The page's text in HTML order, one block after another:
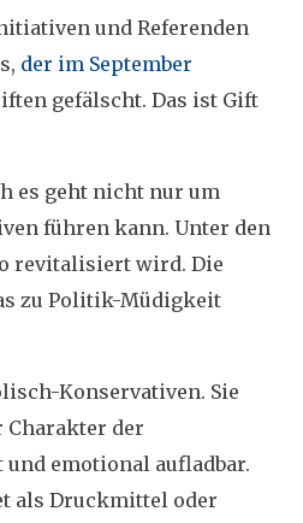
und Referenden
der im September
gefälscht. Das ist Gift
es geht nicht nur um
führen kann. Unter den
revitalisiert wird. Die
zu Politik-Müdigkeit
Konservativen. Sie
Charakter der
emotional aufladbar.
als Druckmittel oder